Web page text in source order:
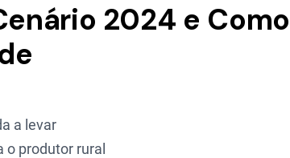
2024 e Como
a levar
produtor rural